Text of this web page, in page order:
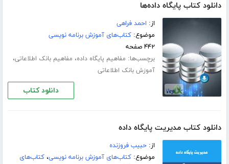
دانلود کتاب پایگاه داده‌‌ها
از: احمد فراهی
موضوع:کتاب‌های آموزش برنامه نویسی
۴۴۲ صفحه
برچسب‌ها: مفاهیم پایگاه داده، مفاهیم بانک اطلاعاتی،
آموزش بانک اطلاعاتی
دانلود کتاب
دانلود کتاب مدیریت پایگاه داده
از:حبیب فروزنده
موضوع:کتاب‌های آموزش برنامه نویسی،کتاب‌های